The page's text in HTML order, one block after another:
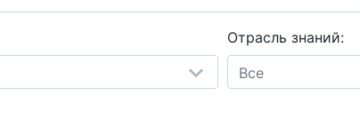
Отрасль знаний:
Все